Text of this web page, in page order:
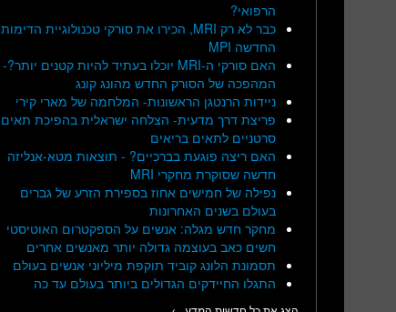
הרפואי?
כבר לא רק MRI, הכירו את סורקי טכנולוגיית הדימות
החדשה MPI
האם סורקי ה-MRI יוכלו בעתיד להיות קטנים יותר?-
המהפכה של הסורק החדש מהונג קונג
ניידות הרנטגן הראשונות- המלחמה של מארי קירי
פריצת דרך מדעית- הצלחה ישראלית בהפיכת תאים
סרטניים לתאים בריאים
האם ריצה פוגעת בברכיים? - תוצאות מטא-אנליזה
חדשה שסוקרת מחקרי MRI
נפילה של חמישים אחוז בספירת הזרע של גברים
בעולם בשנים האחרונות
מחקר חדש מגלה: אנשים על הספקטרום האוטיסטי
חשים כאב בעוצמה גדולה יותר מאנשים אחרים
תסמונת הלונג קוביד תוקפת מיליוני אנשים בעולם
התגלו החיידקים הגדולים ביותר בעולם עד כה